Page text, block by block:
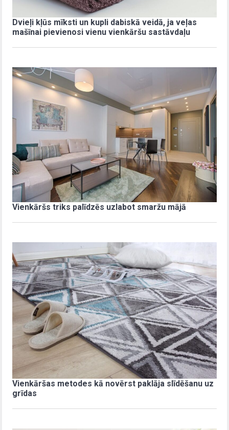
Dvieļi kļūs mīksti un kupli dabiskā veidā, ja veļas
mašīnai pievienosi vienu vienkāršu sastāvdaļu
Vienkāršs triks palīdzēs uzlabot smaržu mājā
Vienkāršas metodes kā novērst paklāja slīdēšanu uz
grīdas